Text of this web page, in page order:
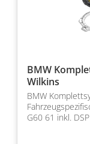
BMW
Wilkins
BMW
G60 61 inkl.